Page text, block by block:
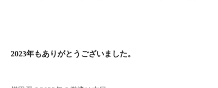
2023年もありがとうございました。